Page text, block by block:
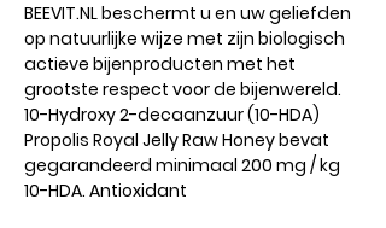
BEEVIT.NL beschermt u en uw geliefden
op natuurlijke wijze met zijn biologisch
actieve bijenproducten met het
grootste respect voor de bijenwereld.
10-Hydroxy 2-decaanzuur (10-HDA)
Propolis Royal Jelly Raw Honey bevat
gegarandeerd minimaal 200 mg / kg
10-HDA. Antioxidant